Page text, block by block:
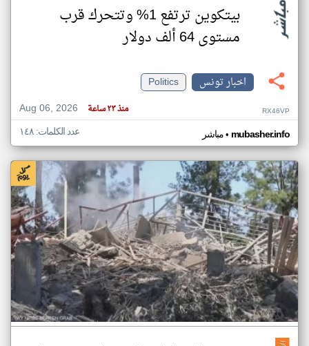
بيتكوين ترتفع 1% وتتحرك قرب
مستوى 64 ألف دولار
اخبار تونس
Politics
Aug 06, 2026
منذ ٢٣ ساعة RX46VP
مباشر• mubasher.info عدد الكلمات: ١٤٨